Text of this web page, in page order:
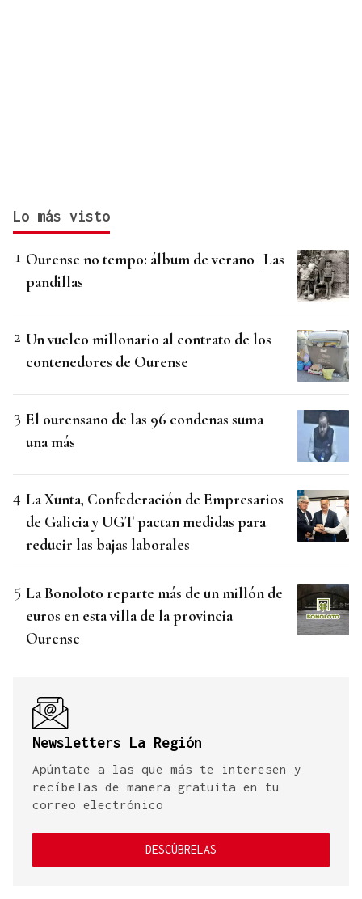
Lo más visto
Ourense no tempo: álbum de verano | Las
pandillas
Un vuelco millonario al contrato de los
contenedores de Ourense
El ourensano de las 96 condenas suma
una más
La Xunta, Confederación de Empresarios
de Galicia y UGT pactan medidas para
reducir las bajas laborales
La Bonoloto reparte más de un millón de
euros en esta villa de la provincia
Ourense
Newsletters La Región
Apúntate a las que más te interesen y
recíbelas de manera gratuita en tu
correo electrónico
DESCÚBRELAS